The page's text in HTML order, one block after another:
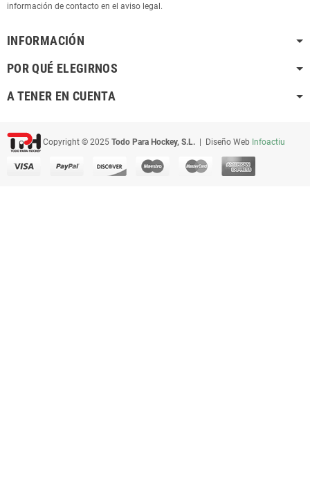
información de contacto en el aviso legal.
INFORMACIÓN
POR QUÉ ELEGIRNOS
A TENER EN CUENTA
Copyright © 2025 Todo Para Hockey, S.L. | Diseño Web Infoactiu